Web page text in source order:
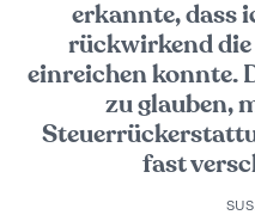
erkannte, dass
rückwirkend
einreichen konnte.
zu glauben,
fast